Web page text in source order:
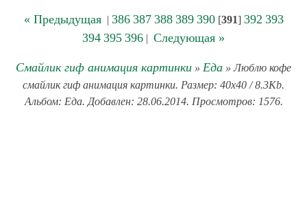
« Предыдущая| 386 387 388 389 390[391] 392 393
394 395 396 | Следующая »
Смайлик гиф анимация картинки » Еда » Люблю кофе
смайлик гиф анимация картинки. Размер: 40x40 / 8.3Kb.
Альбом: Еда. Добавлен: 28.06.2014. Просмотров: 1576.